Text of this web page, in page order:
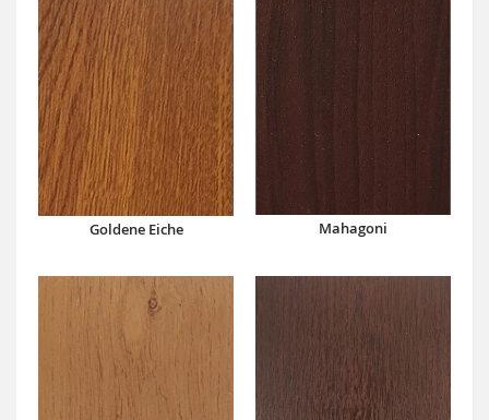
Goldene Eiche Mahagoni